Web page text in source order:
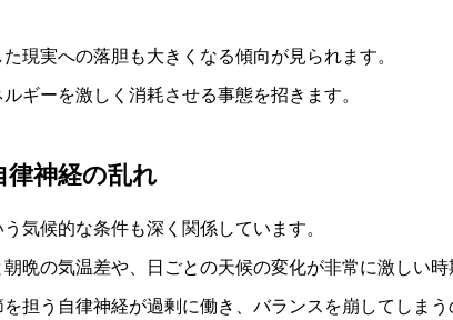
現実への落胆も大きくなる傾向が見られます。
ギーを激しく消耗させる事態を招きます。
律神経の乱れ
気候的な条件も深く関係しています。
晩の気温差や、日ごとの天候の変化が非常に激しい時
担う自律神経が過剰に働き、バランスを崩してしまう